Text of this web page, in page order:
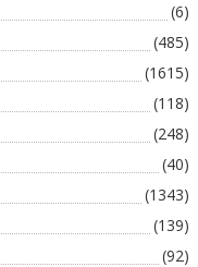
(6)
(485)
(1615)
(118)
(248)
(40)
(1343)
(139)
(92)